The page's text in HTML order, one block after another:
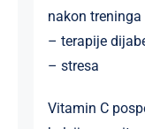
nakon treninga
– terapije
– stresa
Vitamin C